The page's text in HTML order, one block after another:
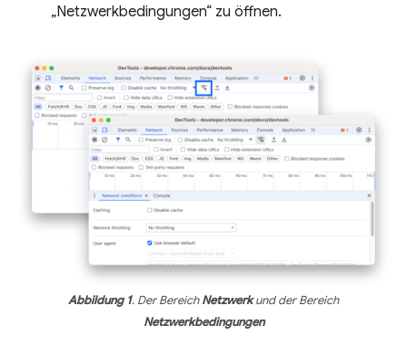
„Netzwerkbedingungen“ zu öffnen.
Abbildung 1. Der BereichNetzwerkund der Bereich
Netzwerkbedingungen